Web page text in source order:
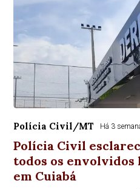
Polícia Civil/MT Há 3
Polícia Civil
todos os envolvidos
em Cuiabá